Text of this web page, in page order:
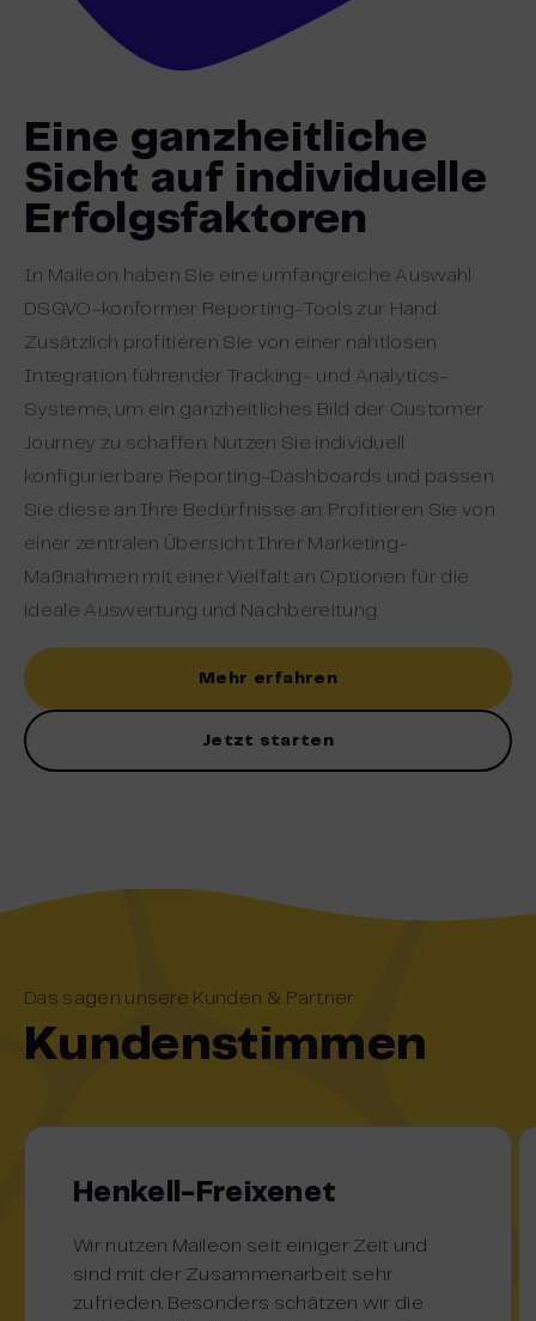
Eine ganzheitliche
Sicht auf individuelle
Erfolgsfaktoren
In Maileon haben Sie eine umfangreiche Auswahl
DSGVO-konformer Reporting-Tools zur Hand.
Zusätzlich profitieren Sie von einer nahtlosen
Integration führender Tracking- und Analytics-
Systeme, um ein ganzheitliches Bild der Customer
Journey zu schaffen . Nutzen Sie individuell
konfigurierbare Reporting-Dashboards und passen
Sie diese an Ihre Bedürfnisse an. Profitieren Sie von
einer zentralen Übersicht Ihrer Marketing-
Maßnahmen mit einer Vielfalt an Optionen für die
ideale Auswertung und Nachbereitung.
Mehr erfahren
Jetzt starten
Das sagen unsere Kunden & Partner
Kundenstimmen
Henkell-Freixenet
Wir nutzen Maileon seit einiger Zeit und
sind mit der Zusammenarbeit sehr
zufrieden. Besonders schätzen wir die